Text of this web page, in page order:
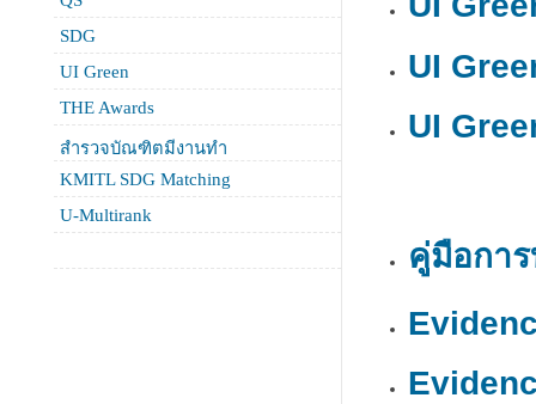
SDG
UI Green
THE Awards
สำรวจบัณฑิตมีงานทำ
KMITL SDG Matching
U-Multirank
UI
UI
คู่มือกา